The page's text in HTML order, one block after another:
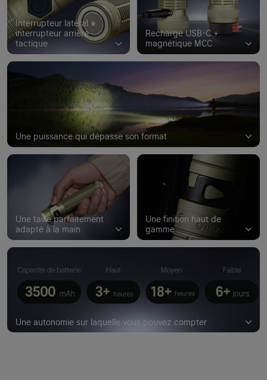
Interrupteur latéral +
interrupteur arrière
tactique
Recharge USB-C +
magnétique MCC
Une puissance qui dépasse son format
Une taille parfaitement
adapté à la main
Une finition haut de
gamme
Une autonomie sur laquelle vous pouvez compter